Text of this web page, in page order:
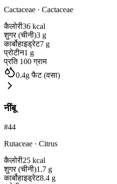
Cactaceae · Cactaceae
कैलोरी36 kcal
शुगर (चीनी)3 g
कार्बोहाइड्रेट7 g
प्रोटीन1 g
प्रति 100 ग्राम
0.4gफैट (वसा)
नींबू
#44
Rutaceae · Citrus
कैलोरी25 kcal
शुगर (चीनी)1.7 g
कार्बोहाइड्रेट8.4 g